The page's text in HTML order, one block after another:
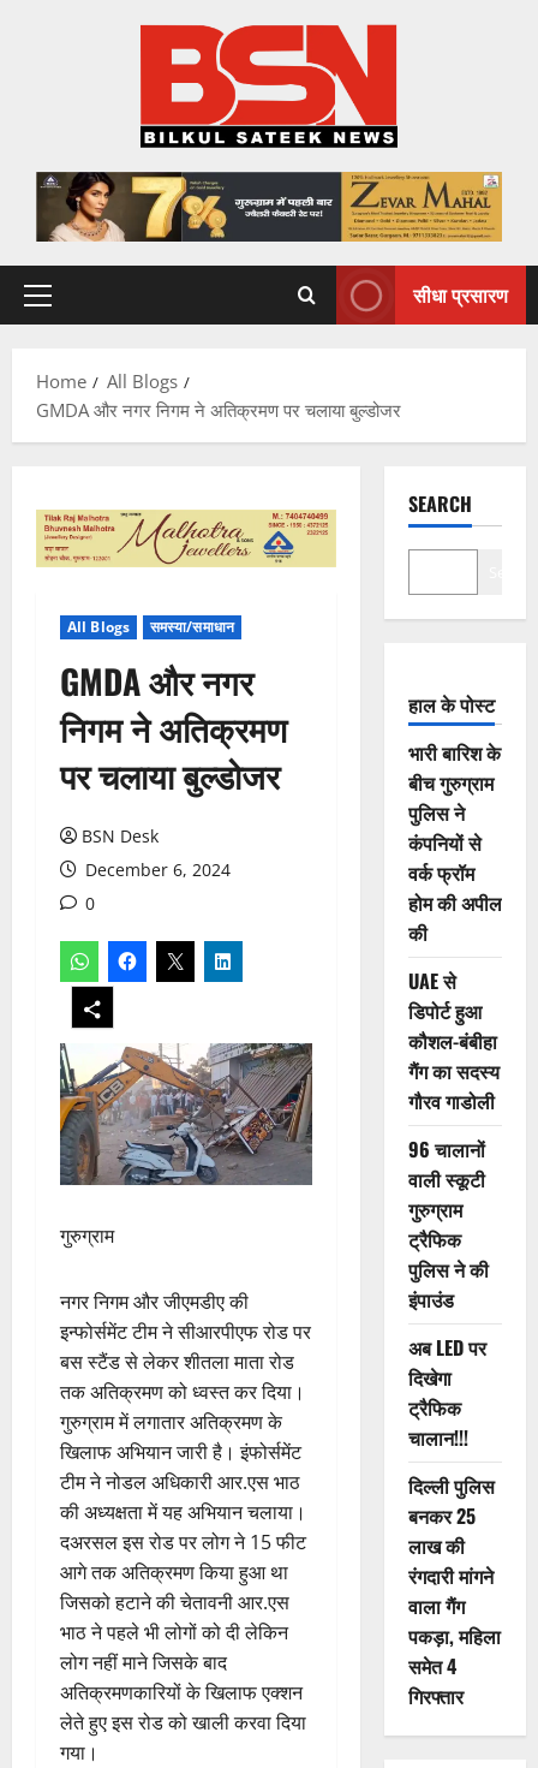
Primary
सीधा प्रसारण
Home
All Blogs
GMDA और नगर निगम ने अतिक्रमण पर चलाया बुल्डोजर
All Blogs समस्या/समाधान
GMDA और नगर
निगम ने अतिक्रमण
पर चलाया बुल्डोजर
BSN Desk
December 6, 2024
0
गुरुग्राम
नगर निगम और जीएमडीए की
इन्फोर्समेंट टीम ने सीआरपीएफ रोड पर
बस स्टैंड से लेकर शीतला माता रोड
तक अतिक्रमण को ध्वस्त कर दिया।
गुरुग्राम में लगातार अतिक्रमण के
खिलाफ अभियान जारी है। इंफोर्समेंट
टीम ने नोडल अधिकारी आर.एस भाठ
की अध्यक्षता में यह अभियान चलाया।
दअरसल इस रोड पर लोग ने 15 फीट
आगे तक अतिक्रमण किया हुआ था
जिसको हटाने की चेतावनी आर.एस
भाठ ने पहले भी लोगों को दी लेकिन
लोग नहीं माने जिसके बाद
अतिक्रमणकारियों के खिलाफ एक्शन
लेते हुए इस रोड को खाली करवा दिया
गया।
SEARCH
हाल के पोस्ट
भारी बारिश के
बीच गुरुग्राम
पुलिस ने
कंपनियों से
वर्क फ्रॉम
होम की अपील
की
UAE से
डिपोर्ट हुआ
कौशल-बंबीहा
गैंग का सदस्य
गौरव गाडोली
96 चालानों
वाली स्कूटी
गुरुग्राम
ट्रैफिक
पुलिस ने की
इंपाउंड
अब LED पर
दिखेगा
ट्रैफिक
चालान!!!
दिल्ली पुलिस
बनकर 25
लाख की
रंगदारी मांगने
वाला गैंग
पकड़ा, महिला
समेत 4
गिरफ्तार